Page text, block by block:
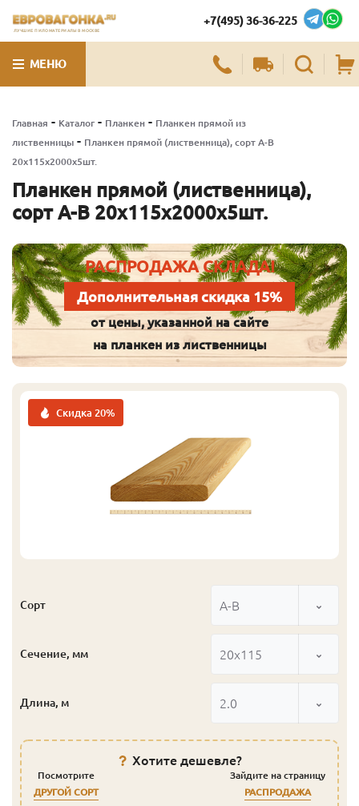
ЛУЧШИЕ ПИЛОМАТЕРИАЛЫ В МОСКВЕ
+7(495) 36-36-225
МЕНЮ
Главная - Каталог - Планкен - Планкен прямой из
лиственницы - Планкен прямой (лиственница), сорт А-В
20х115х2000х5шт.
Планкен прямой (лиственница),
сорт А-В 20х115х2000х5шт.
РАСПРОДАЖА СКЛАДА!
Дополнительная скидка 15%
от цены, указанной на сайте
на планкен из лиственницы
Скидка 20%
Сорт А-В
Сечение, мм 20x115
Длина, м 2.0
Хотите дешевле?
Посмотрите
ДРУГОЙ СОРТ
Зайдите на страницу
РАСПРОДАЖА